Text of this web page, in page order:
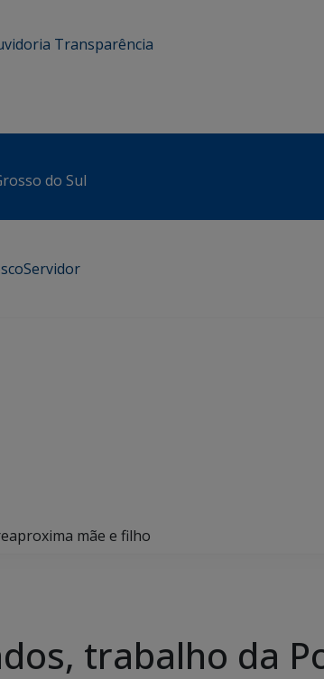
Transparência
do Sul
Servidor
mãe e filho
trabalho da